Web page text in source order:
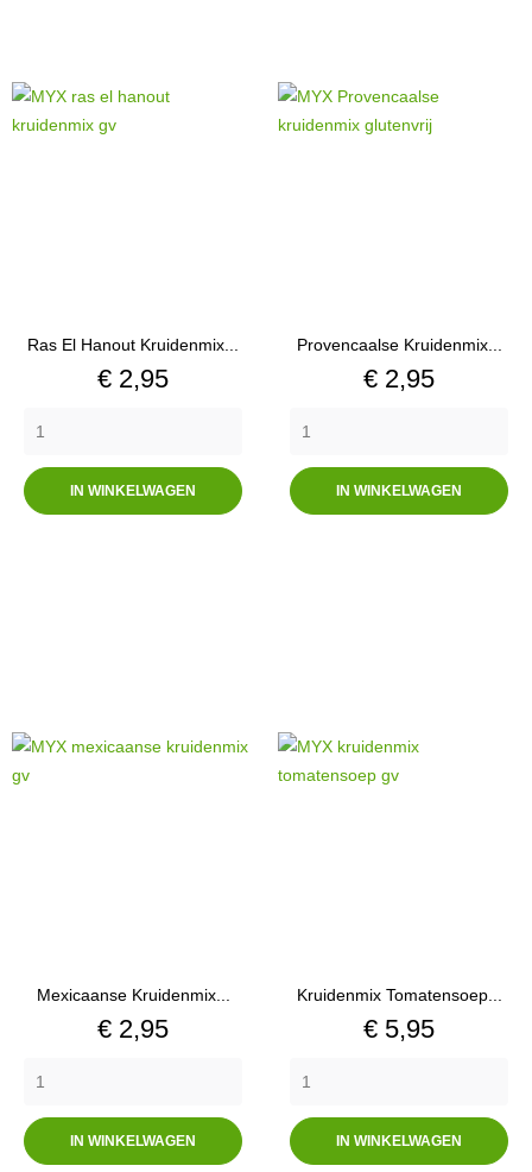
Ras El Hanout Kruidenmix...
Prijs
€ 2,95
IN WINKELWAGEN
Provencaalse Kruidenmix...
Prijs
€ 2,95
IN WINKELWAGEN
Mexicaanse Kruidenmix...
Prijs
€ 2,95
IN WINKELWAGEN
Kruidenmix Tomatensoep...
Prijs
€ 5,95
IN WINKELWAGEN